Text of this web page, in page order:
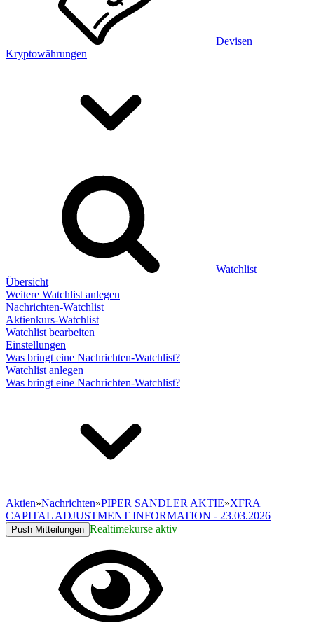
Devisen
Kryptowährungen
Watchlist
Übersicht
Weitere Watchlist anlegen
Nachrichten-Watchlist
Aktienkurs-Watchlist
Watchlist bearbeiten
Einstellungen
Was bringt eine Nachrichten-Watchlist?
Watchlist anlegen
Was bringt eine Nachrichten-Watchlist?
Aktien»Nachrichten»PIPER SANDLER AKTIE»XFRA
CAPITAL ADJUSTMENT INFORMATION - 23.03.2026
Push Mitteilungen Realtimekurse aktiv